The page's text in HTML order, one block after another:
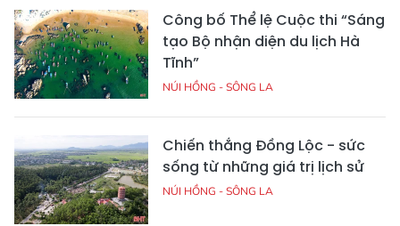
Công bố Thể lệ Cuộc thi “Sáng
tạo Bộ nhận diện du lịch Hà
Tĩnh”
NÚI HỒNG - SÔNG LA
Chiến thắng Đồng Lộc - sức
sống từ những giá trị lịch sử
NÚI HỒNG - SÔNG LA